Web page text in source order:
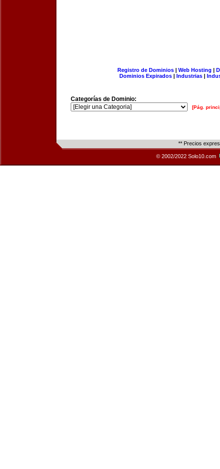
Registro de Dominios| Web Hosting |
Dominios Expirados | Industrias |
Categorías de Dominio:
[Pág.
** Precios
© 2002/2022 Solo10.com